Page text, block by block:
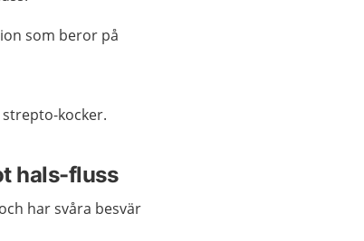
som beror på
kocker.
hals-fluss
har svåra besvär